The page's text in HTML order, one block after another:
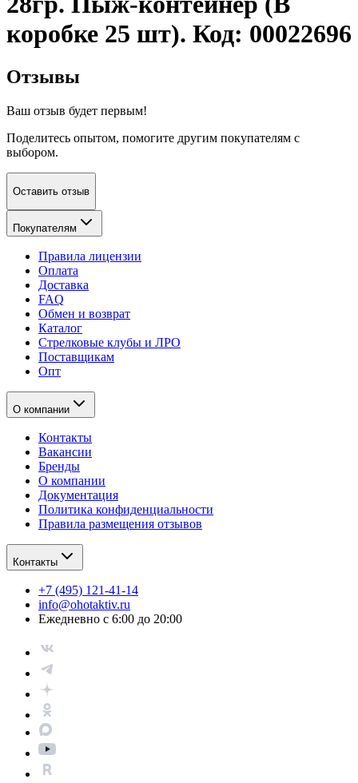
коробке 25 шт). Код: 00022696
Отзывы
Ваш отзыв будет первым!
Поделитесь опытом, помогите другим покупателям с
выбором.
Оставить отзыв
Покупателям
Правила лицензии
Оплата
Доставка
FAQ
Обмен и возврат
Каталог
Стрелковые клубы и ЛРО
Поставщикам
Опт
О компании
Контакты
Вакансии
Бренды
О компании
Документация
Политика конфиденциальности
Правила размещения отзывов
Контакты
+7 (495) 121-41-14
info@ohotaktiv.ru
Ежедневно с 6:00 до 20:00